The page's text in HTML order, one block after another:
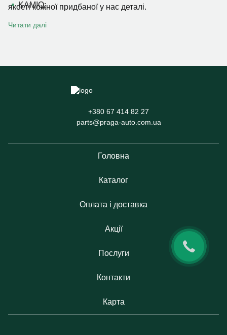
KAMIQ;
RAPID.
якості кожної придбаної у нас деталі.
Читати далі
+380 67 414 82 27
parts@praga-auto.com.ua
Головна
Каталог
Оплата і доставка
Акції
Послуги
Контакти
Карта